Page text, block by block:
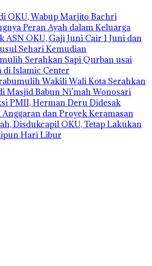
OKU, Wabup Marjito Bachri
Peran Ayah dalam Keluarga
ASN OKU, Gaji Juni Cair 1 Juni dan
Sehari Kemudian
Serahkan Sapi Qurban usai
di Islamic Center
Wakili Wali Kota Serahkan
Masjid Babun Ni’mah Wonosari
PMII, Herman Deru Didesak
dan Proyek Keramasan
Disdukcapil OKU, Tetap Lakukan
Hari Libur